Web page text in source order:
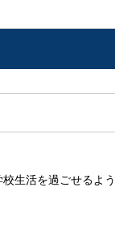
生活を過ごせるよ